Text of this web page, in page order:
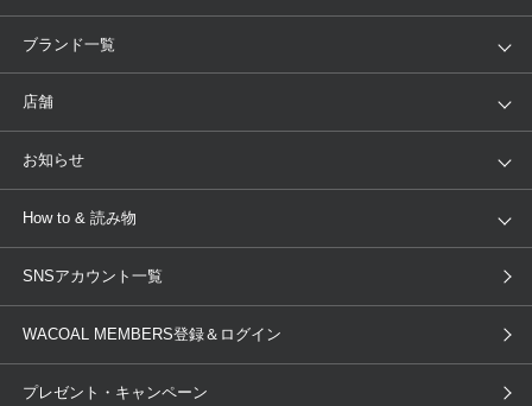
アイテム
トピックス
ブランド一覧
WACOAL
AMPHI une nana cool
OUR WACOAL
WACOAL Remamma
店舗
店舗を探す
ブラ無料診断
3Dボディスキャン
お知らせ
新着情報
商品回収
ニュース＆トピックス
How to & 読み物
下着の基礎知識
ブラパン ワコールスタイル
SNSアカウント一覧
WACOAL MEMBERS登録＆ログイン
プレゼント・キャンペーン